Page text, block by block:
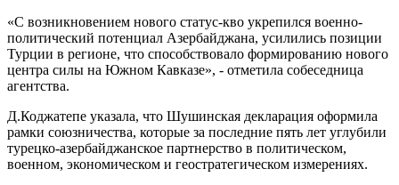
«С возникновением нового статус-кво укрепился военно-
политический потенциал Азербайджана, усилились позиции
Турции в регионе, что способствовало формированию нового
центра силы на Южном Кавказе», - отметила собеседница
агентства.
Д.Коджатепе указала, что Шушинская декларация оформила
рамки союзничества, которые за последние пять лет углубили
турецко-азербайджанское партнерство в политическом,
военном, экономическом и геостратегическом измерениях.